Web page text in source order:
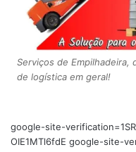
Serviços de Empilhadeira,
de logística em geral!
google-site-
OIE1MTl6fdE google-site-